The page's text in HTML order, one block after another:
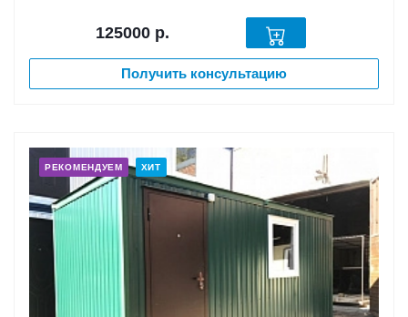
125000 р.
Получить консультацию
РЕКОМЕНДУЕМ ХИТ